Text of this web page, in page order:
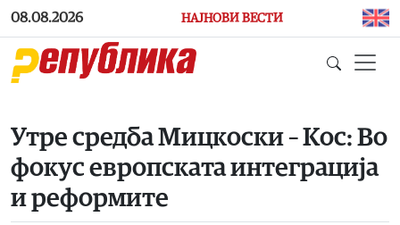
Skip to main content
08.08.2026 НАЈНОВИ ВЕСТИ
Утре средба Мицкоски – Кос: Во
фокус европската интеграција
и реформите